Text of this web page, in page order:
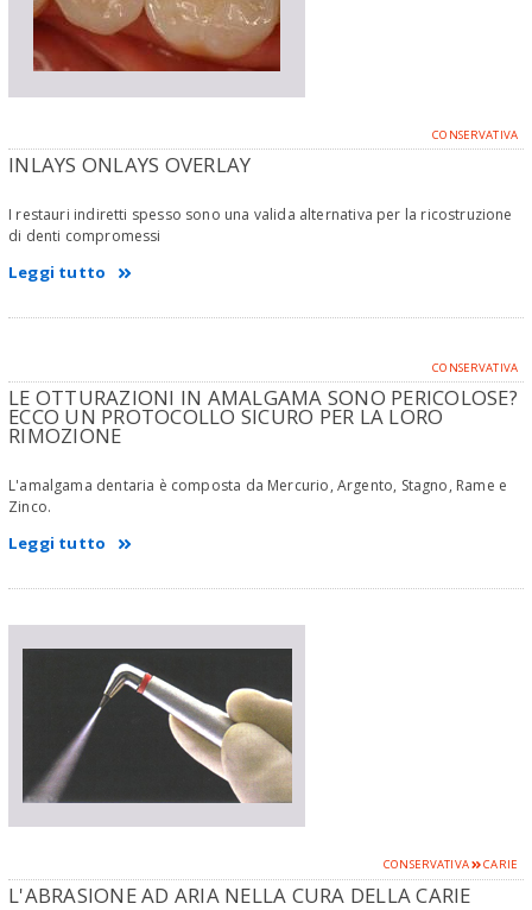
CONSERVATIVA
INLAYS ONLAYS OVERLAY
I restauri indiretti spesso sono una valida alternativa per la ricostruzione
di denti compromessi
Leggi tutto
CONSERVATIVA
LE OTTURAZIONI IN AMALGAMA SONO PERICOLOSE?
ECCO UN PROTOCOLLO SICURO PER LA LORO
RIMOZIONE
L'amalgama dentaria è composta da Mercurio, Argento, Stagno, Rame e
Zinco.
Leggi tutto
CONSERVATIVA CARIE
L'ABRASIONE AD ARIA NELLA CURA DELLA CARIE